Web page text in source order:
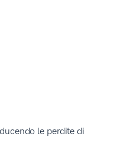
le perdite di